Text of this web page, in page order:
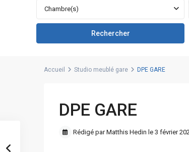
Chambre(s)
Accueil Studio meublé gare DPE GARE
DPE GARE
Rédigé par Matthis Hedin le 3 février